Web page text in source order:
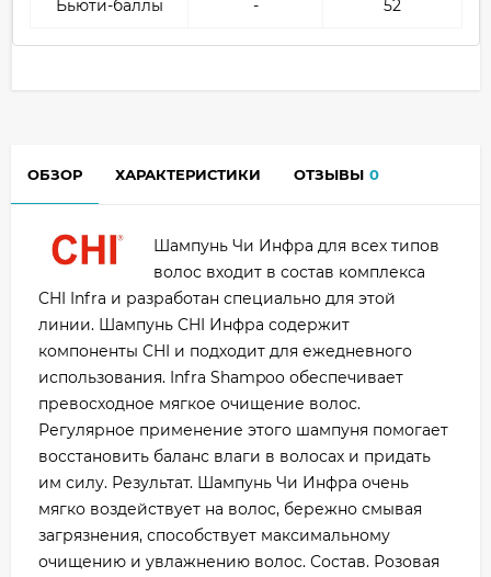
Бьюти-баллы - 52
ОБЗОР ХАРАКТЕРИСТИКИ ОТЗЫВЫ 0
Шампунь Чи Инфра для всех типов
волос входит в состав комплекса
CHI Infra и разработан специально для этой
линии. Шампунь CHI Инфра содержит
компоненты CHI и подходит для ежедневного
использования. Infra Shampoo обеспечивает
превосходное мягкое очищение волос.
Регулярное применение этого шампуня помогает
восстановить баланс влаги в волосах и придать
им силу. Результат. Шампунь Чи Инфра очень
мягко воздействует на волос, бережно смывая
загрязнения, способствует максимальному
очищению и увлажнению волос. Состав. Розовая